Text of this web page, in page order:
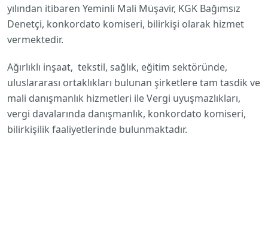
yılından itibaren Yeminli Mali Müşavir, KGK Bağımsız
Denetçi, konkordato komiseri, bilirkişi olarak hizmet
vermektedir.
Ağırlıklı inşaat, tekstil, sağlık, eğitim sektöründe,
uluslararası ortaklıkları bulunan şirketlere tam tasdik ve
mali danışmanlık hizmetleri ile Vergi uyuşmazlıkları,
vergi davalarında danışmanlık, konkordato komiseri,
bilirkişilik faaliyetlerinde bulunmaktadır.